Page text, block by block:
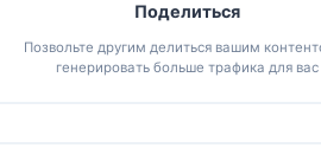
Поделиться
Позвольте другим делиться вашим
генерировать больше трафика для вас